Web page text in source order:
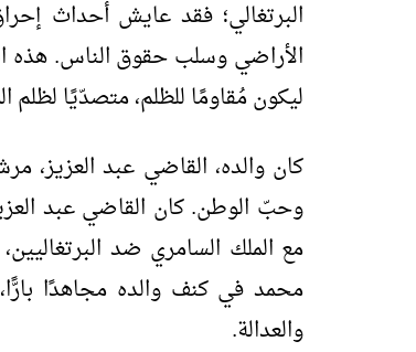
البرتغالي؛ فقد عايش أحداث
الأراضي وسلب حقوق الناس. هذه
ليكون مُقاومًا للظلم، متصدّيًا
كان والده، القاضي عبد العزيز،
وحبّ الوطن. كان القاضي عبد
مع الملك السامري ضد
محمد في كنف والده مجاهدًا
والعدالة.